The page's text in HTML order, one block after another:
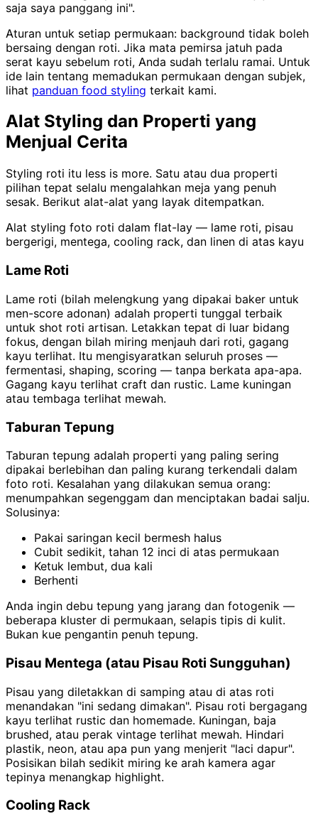
saja saya panggang ini".
Aturan untuk setiap permukaan: background tidak boleh
bersaing dengan roti. Jika mata pemirsa jatuh pada
serat kayu sebelum roti, Anda sudah terlalu ramai. Untuk
ide lain tentang memadukan permukaan dengan subjek,
lihat panduan food styling terkait kami.
Alat Styling dan Properti yang
Menjual Cerita
Styling roti itu less is more. Satu atau dua properti
pilihan tepat selalu mengalahkan meja yang penuh
sesak. Berikut alat-alat yang layak ditempatkan.
Alat styling foto roti dalam flat-lay — lame roti, pisau
bergerigi, mentega, cooling rack, dan linen di atas kayu
Lame Roti
Lame roti (bilah melengkung yang dipakai baker untuk
men-score adonan) adalah properti tunggal terbaik
untuk shot roti artisan. Letakkan tepat di luar bidang
fokus, dengan bilah miring menjauh dari roti, gagang
kayu terlihat. Itu mengisyaratkan seluruh proses —
fermentasi, shaping, scoring — tanpa berkata apa-apa.
Gagang kayu terlihat craft dan rustic. Lame kuningan
atau tembaga terlihat mewah.
Taburan Tepung
Taburan tepung adalah properti yang paling sering
dipakai berlebihan dan paling kurang terkendali dalam
foto roti. Kesalahan yang dilakukan semua orang:
menumpahkan segenggam dan menciptakan badai salju.
Solusinya:
Pakai saringan kecil bermesh halus
Cubit sedikit, tahan 12 inci di atas permukaan
Ketuk lembut, dua kali
Berhenti
Anda ingin debu tepung yang jarang dan fotogenik —
beberapa kluster di permukaan, selapis tipis di kulit.
Bukan kue pengantin penuh tepung.
Pisau Mentega (atau Pisau Roti Sungguhan)
Pisau yang diletakkan di samping atau di atas roti
menandakan "ini sedang dimakan". Pisau roti bergagang
kayu terlihat rustic dan homemade. Kuningan, baja
brushed, atau perak vintage terlihat mewah. Hindari
plastik, neon, atau apa pun yang menjerit "laci dapur".
Posisikan bilah sedikit miring ke arah kamera agar
tepinya menangkap highlight.
Cooling Rack